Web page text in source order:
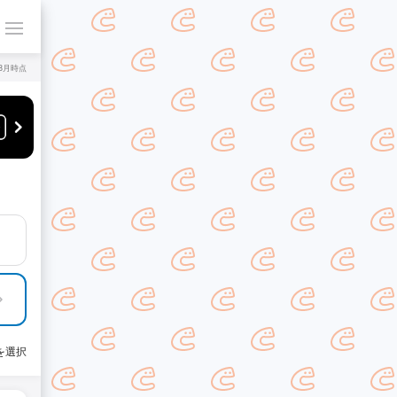
月時点
選択